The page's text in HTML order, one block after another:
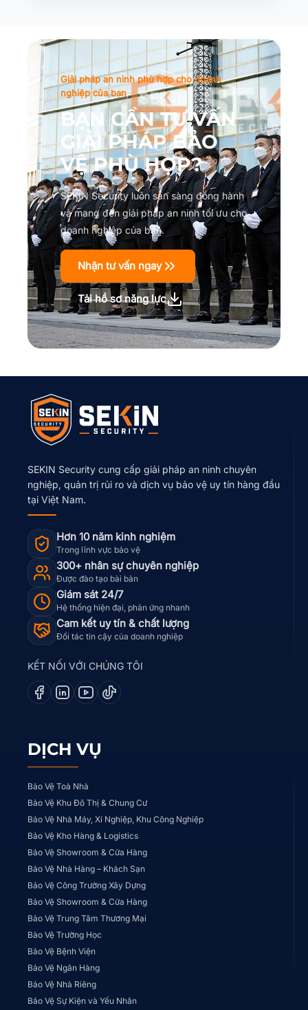
Giải pháp an ninh phù hợp cho doanh
nghiệp của bạn
BẠN CẦN TƯ VẤN
GIẢI PHÁP BẢO
VỆ PHÙ HỢP?
SEKIN Security luôn sẵn sàng đồng hành
và mang đến giải pháp an ninh tối ưu cho
doanh nghiệp của bạn.
Nhận tư vấn ngay
Tải hồ sơ năng lực
SEKIN Security cung cấp giải pháp an ninh chuyên
nghiệp, quản trị rủi ro và dịch vụ bảo vệ uy tín hàng đầu
tại Việt Nam.
Hơn 10 năm kinh nghiệm
Trong lĩnh vực bảo vệ
300+ nhân sự chuyên nghiệp
Được đào tạo bài bản
Giám sát 24/7
Hệ thống hiện đại, phản ứng nhanh
Cam kết uy tín & chất lượng
Đối tác tin cậy của doanh nghiệp
KẾT NỐI VỚI CHÚNG TÔI
DỊCH VỤ
Bảo Vệ Toà Nhà
Bảo Vệ Khu Đô Thị & Chung Cư
Bảo Vệ Nhà Máy, Xí Nghiệp, Khu Công Nghiệp
Bảo Vệ Kho Hàng & Logistics
Bảo Vệ Showroom & Cửa Hàng
Bảo Vệ Nhà Hàng – Khách Sạn
Bảo Vệ Công Trường Xây Dựng
Bảo Vệ Showroom & Cửa Hàng
Bảo Vệ Trung Tâm Thương Mại
Bảo Vệ Trường Học
Bảo Vệ Bệnh Viện
Bảo Vệ Ngân Hàng
Bảo Vệ Nhà Riêng
Bảo Vệ Sự Kiện và Yếu Nhân